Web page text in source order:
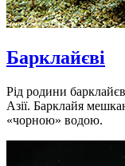
Барклайєві
Рід родини
Азії. Барклайя
«чорною» водою.